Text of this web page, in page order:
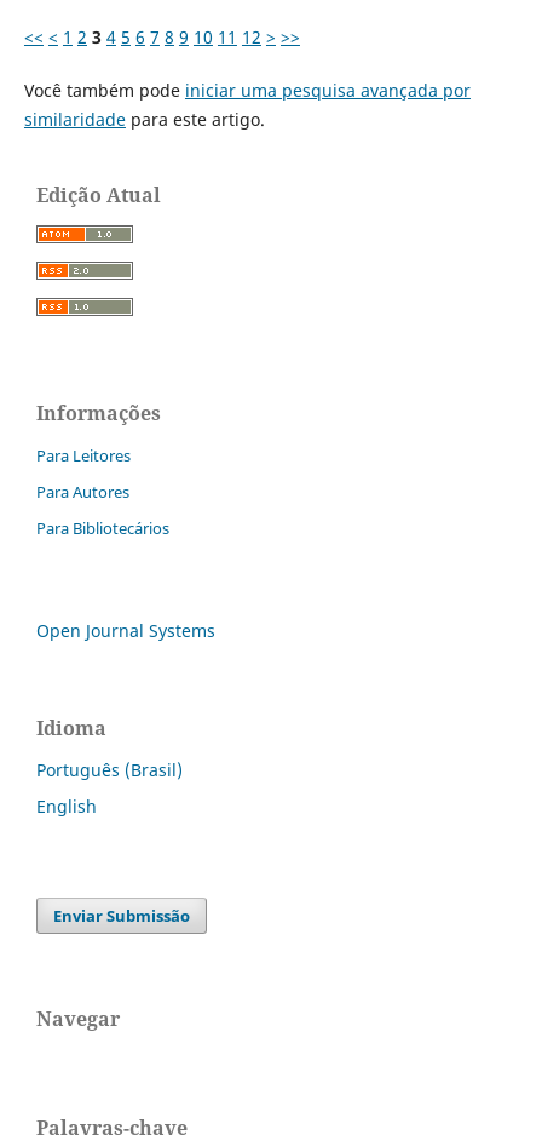
<< < 1 2 3 4 5 6 7 8 9 10 11 12 > >>
Você também pode iniciar uma pesquisa avançada por
similaridadepara este artigo.
Edição Atual
Informações
Para Leitores
Para Autores
Para Bibliotecários
Open Journal Systems
Idioma
Português (Brasil)
English
Enviar Submissão
Navegar
Palavras-chave